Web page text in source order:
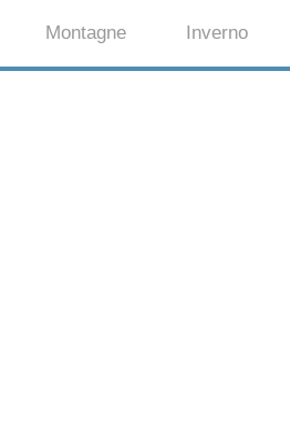
Montagne Inverno